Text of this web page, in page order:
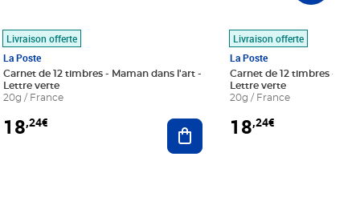
au panier
Livraison offerte
La Poste
Carnet de 12 timbres - Maman dans l'art -
Lettre verte
20g / France
18,24€ Ajouter au panier
Livraison offerte
La Poste
Carnet de 12 timbres - Le
Lettre verte
20g / France
18,24€